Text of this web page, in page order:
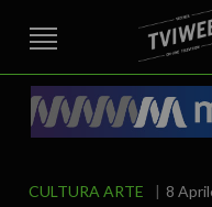
STREET TG CRONACA
AREA BERICA
EDITORIALE ITALIA E MONDO
SPORT
IL GRAFFIO FOOD &
CULTURA ARTE 8